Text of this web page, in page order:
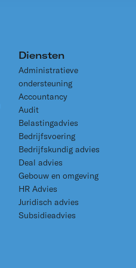
Diensten
Administratieve
ondersteuning
Accountancy
Audit
Belastingadvies
Bedrijfsvoering
Bedrijfskundig advies
Deal advies
Gebouw en omgeving
HR Advies
Juridisch advies
Subsidieadvies